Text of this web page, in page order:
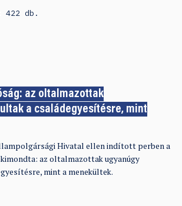
422 db.
az oltalmazottak
a családegyesítésre, mint
Hivatal ellen indított perben a
az oltalmazottak ugyanúgy
mint a menekültek.